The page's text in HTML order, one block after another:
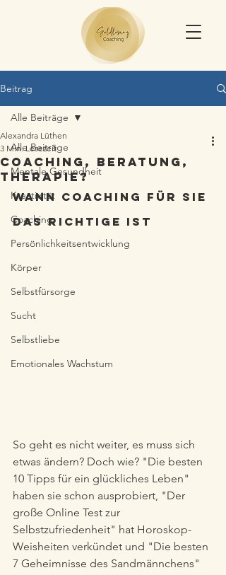
Beitrag
Alle Beiträge
Mentale Gesundheit
Kreativität
Coaching
Persönlichkeitsentwicklung
Körper
Selbstfürsorge
Sucht
Selbstliebe
Emotionales Wachstum
Alle Beiträge
Coaching, Beratung,
Therapie?
Alexandra Lüthen
3 Min. Lesezeit
Wann Coaching für Sie
das Richtige ist
So geht es nicht weiter, es muss sich
etwas ändern? Doch wie? "Die besten
10 Tipps für ein glückliches Leben"
haben sie schon ausprobiert, "Der
große Online Test zur
Selbstzufriedenheit" hat Horoskop-
Weisheiten verkündet und "Die besten
7 Geheimnisse des Sandmännchens"